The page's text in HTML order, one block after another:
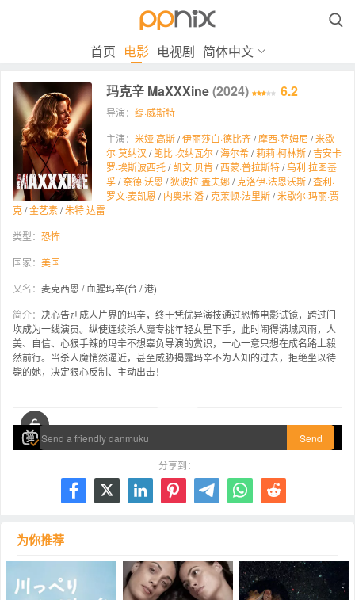

首页 电影 电视剧 简体中文
玛克辛 MaXXXine(2024) 6.2
导演： 缇·威斯特
主演： 米娅·高斯/伊丽莎白·德比齐/摩西·萨姆尼 /米歇
尔·莫纳汉 /鲍比·坎纳瓦尔/海尔希/莉莉·柯林斯/吉安卡
罗·埃斯波西托/凯文·贝肯/西蒙·普拉斯特/乌利·拉图基
孚/奈德·沃恩 /狄波拉·盖夫娜/克洛伊·法恩沃斯/查利·
罗文·麦凯恩 /内奥米·潘/克莱顿·法里斯/米歇尔·玛丽·贾
克/金艺素/朱特·达雷
类型： 恐怖
国家： 美国
又名： 麦克西恩 / 血腥玛辛(台 / 港)
简介： 决心告别成人片界的玛辛，终于凭优异演技通过恐怖电影试镜，跨过门
坎成为一线演员。纵使连续杀人魔专挑年轻女星下手，此时闹得满城风雨，人
美、自信、心狠手辣的玛辛不想辜负导演的赏识，一心一意只想在成名路上毅
然前行。当杀人魔悄然逼近，甚至威胁揭露玛辛不为人知的过去，拒绝坐以待
毙的她，决定狠心反制、主动出击！
Send
分享到：
      
为你推荐